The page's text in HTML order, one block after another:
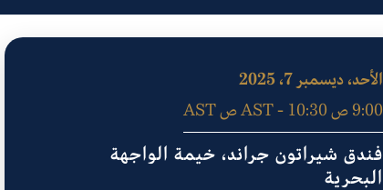
الأحد، ديسمبر 7، 2025
9:00 ص AST - 10:30 ص AST
فندق شيراتون جراند، خيمة الواجهة
البحرية